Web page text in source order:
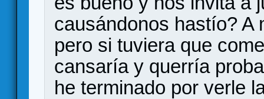
causándonos hastío? A
pero si tuviera que
cansaría y querría
he terminado por verle